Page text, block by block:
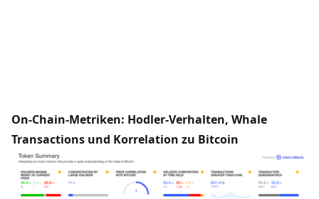
On-Chain-Metriken: Hodler-Verhalten, Whale
Transactions und Korrelation zu Bitcoin